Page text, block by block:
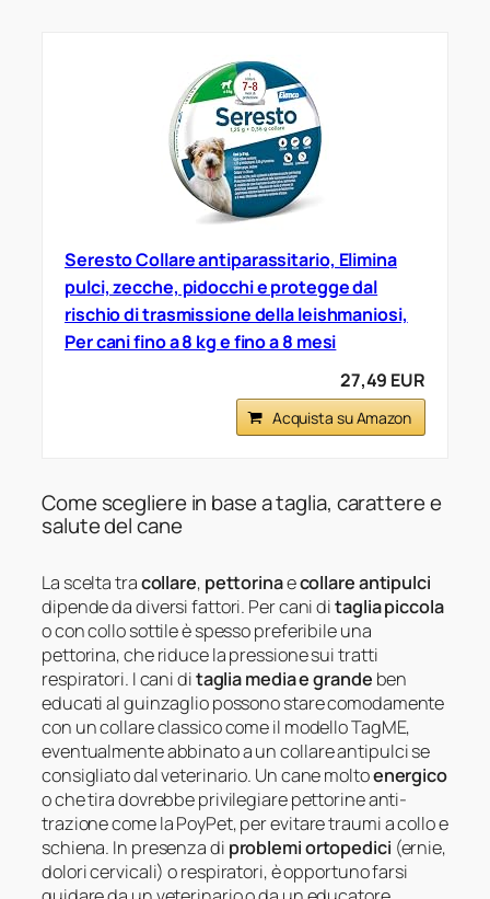
Seresto Collare antiparassitario, Elimina
pulci, zecche, pidocchi e protegge dal
rischio di trasmissione della leishmaniosi,
Per cani fino a 8 kg e fino a 8 mesi
27,49 EUR
Acquista su Amazon
Come scegliere in base a taglia, carattere e
salute del cane
La scelta tracollare, pettorinaecollare antipulci
dipende da diversi fattori. Per cani ditaglia piccola
o con collo sottile è spesso preferibile una
pettorina, che riduce la pressione sui tratti
respiratori. I cani ditaglia media e grande ben
educati al guinzaglio possono stare comodamente
con un collare classico come il modello TagME,
eventualmente abbinato a un collare antipulci se
consigliato dal veterinario. Un cane moltoenergico
o che tira dovrebbe privilegiare pettorine anti-
trazione come la PoyPet, per evitare traumi a collo e
schiena. In presenza di problemi ortopedici (ernie,
dolori cervicali) o respiratori, è opportuno farsi